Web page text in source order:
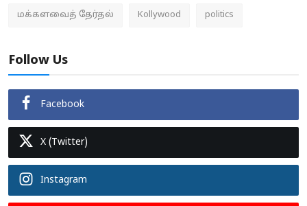
மக்களவைத் தேர்தல் Kollywood politics
Follow Us
Facebook
X (Twitter)
Instagram